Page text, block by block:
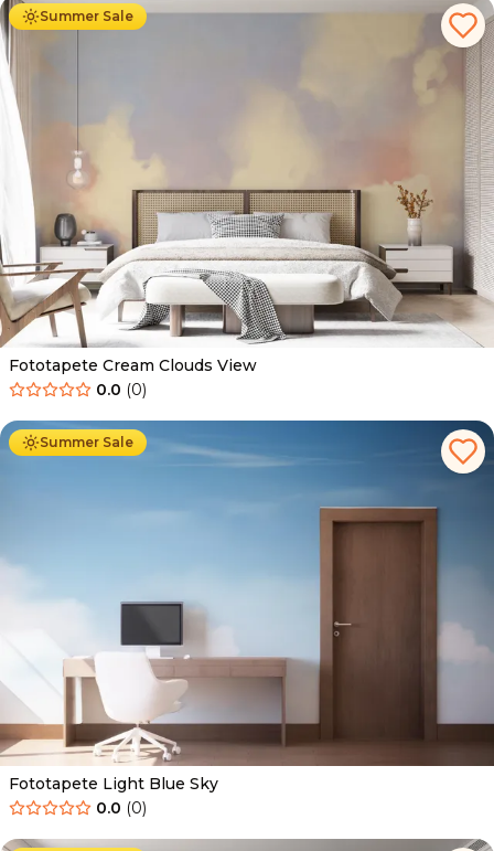
Summer Sale
Fototapete Cream Clouds View
0.0 (0)
Summer Sale
Ab 34.90 € 19.90
Fototapete Light Blue Sky
0.0 (0)
Ab 34.90 € 19.90